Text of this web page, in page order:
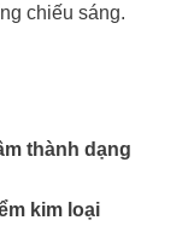
chiếu sáng.
thành dạng
kim loại